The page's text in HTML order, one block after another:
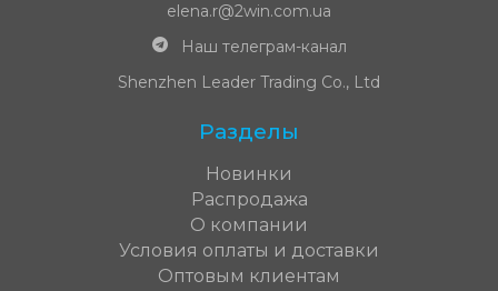
elena.r@2win.com.ua
Наш телеграм-канал
Shenzhen Leader Trading Co., Ltd
Разделы
Новинки
Распродажа
О компании
Условия оплаты и доставки
Оптовым клиентам